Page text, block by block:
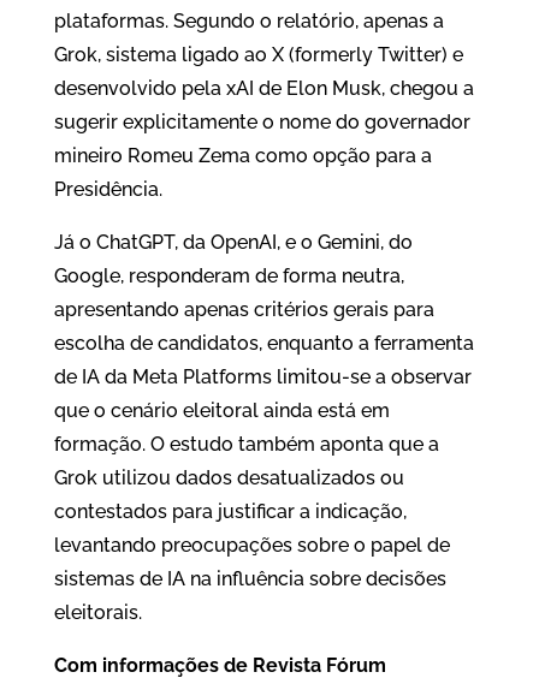
plataformas. Segundo o relatório, apenas a
Grok, sistema ligado ao X (formerly Twitter) e
desenvolvido pela xAI de Elon Musk, chegou a
sugerir explicitamente o nome do governador
mineiro Romeu Zema como opção para a
Presidência.
Já o ChatGPT, da OpenAI, e o Gemini, do
Google, responderam de forma neutra,
apresentando apenas critérios gerais para
escolha de candidatos, enquanto a ferramenta
de IA da Meta Platforms limitou-se a observar
que o cenário eleitoral ainda está em
formação. O estudo também aponta que a
Grok utilizou dados desatualizados ou
contestados para justificar a indicação,
levantando preocupações sobre o papel de
sistemas de IA na influência sobre decisões
eleitorais.
Com informações de Revista Fórum